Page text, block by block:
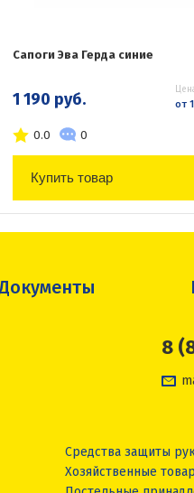
Сапоги Эва Герда синие
1 190 руб. от
0.0 0
Купить товар
8
Средства защиты
Хозяйственные